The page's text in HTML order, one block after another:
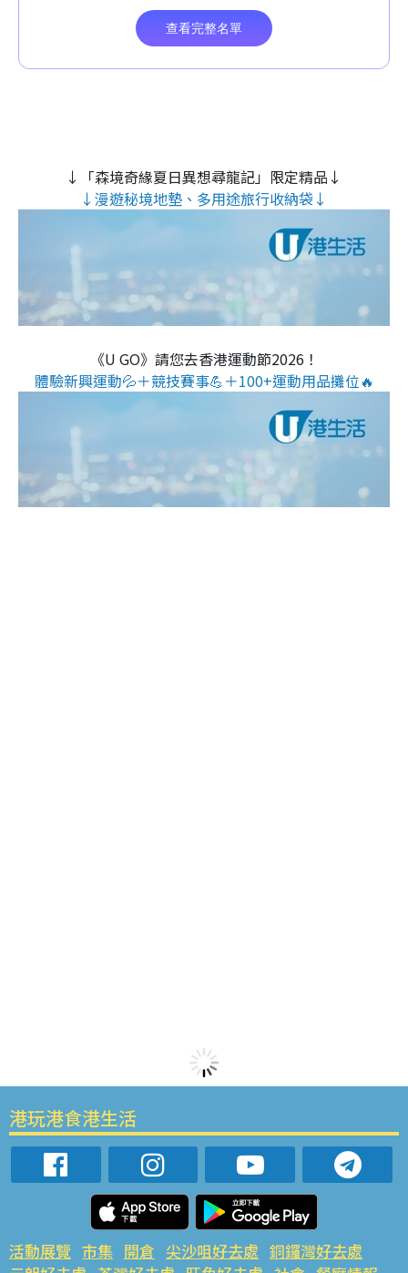
↓「森境奇緣夏日異想尋龍記」限定精品↓
↓漫遊秘境地墊、多用途旅行收納袋↓
《U GO》請您去香港運動節2026！
體驗新興運動💦＋競技賽事💪＋100+運動用品攤位🔥
港玩港食港生活
活動展覽 市集 開倉 尖沙咀好去處 銅鑼灣好去處